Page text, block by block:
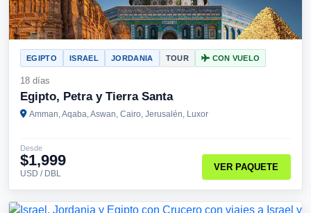
EGIPTO ISRAEL JORDANIA TOUR CON VUELO
18 días
Egipto, Petra y Tierra Santa
Amman, Aqaba, Aswan, Cairo, Jerusalén, Luxor
Desde
$1,999
USD / DBL
VER PAQUETE